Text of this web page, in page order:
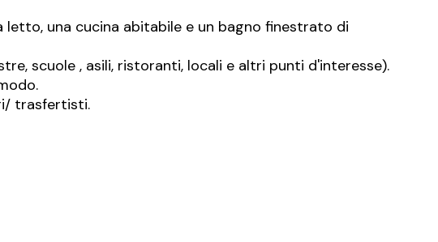
una cucina abitabile e un bagno finestrato di
scuole , asili, ristoranti, locali e altri punti d'interesse).
trasfertisti.